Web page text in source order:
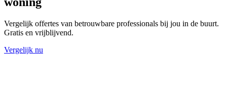
Vergelijk offertes van betrouwbare professionals bij jou in de buurt.
Gratis en vrijblijvend.
Vergelijk nu